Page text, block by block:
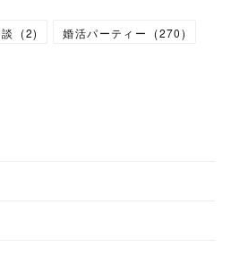
(2) 婚活パーティー (270)